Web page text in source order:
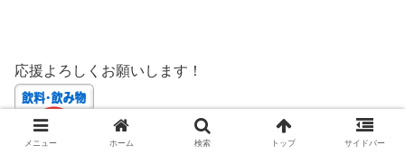
応援よろしくお願いします！
にほんブログ村
メニュー ホーム 検索 トップ サイドバー